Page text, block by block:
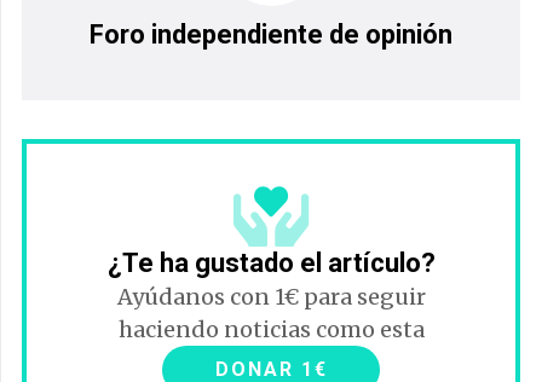
Foro independiente de opinión
¿Te ha gustado el artículo?
Ayúdanos con 1€ para seguir
haciendo noticias como esta
DONAR 1€